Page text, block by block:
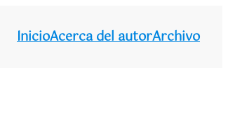
InicioAcerca del autorArchivo